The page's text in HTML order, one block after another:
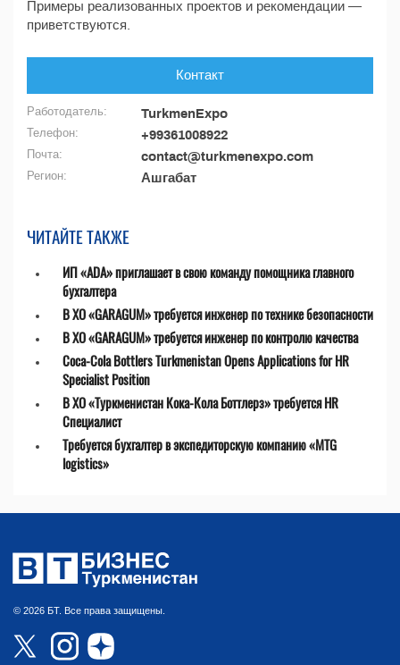
Примеры реализованных проектов и рекомендации —
приветствуются.
Контакт
Работодатель: TurkmenExpo
Телефон: +99361008922
Почта: contact@turkmenexpo.com
Регион: Ашгабат
ЧИТАЙТЕ ТАКЖЕ
ИП «ADA» приглашает в свою команду помощника главного
бухгалтера
В ХО «GARAGUM» требуется инженер по технике безопасности
В ХО «GARAGUM» требуется инженер по контролю качества
Coca-Cola Bottlers Turkmenistan Opens Applications for HR
Specialist Position
В ХО «Туркменистан Кока-Кола Боттлерз» требуется HR
Специалист
Требуется бухгалтер в экспедиторскую компанию «MTG
logistics»
© 2026 БТ. Все права защищены.